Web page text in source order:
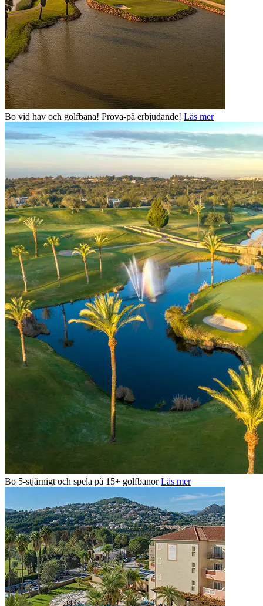
Bo vid hav och golfbana! Prova-på erbjudande! Läs mer
Bo 5-stjärnigt och spela på 15+ golfbanor Läs mer